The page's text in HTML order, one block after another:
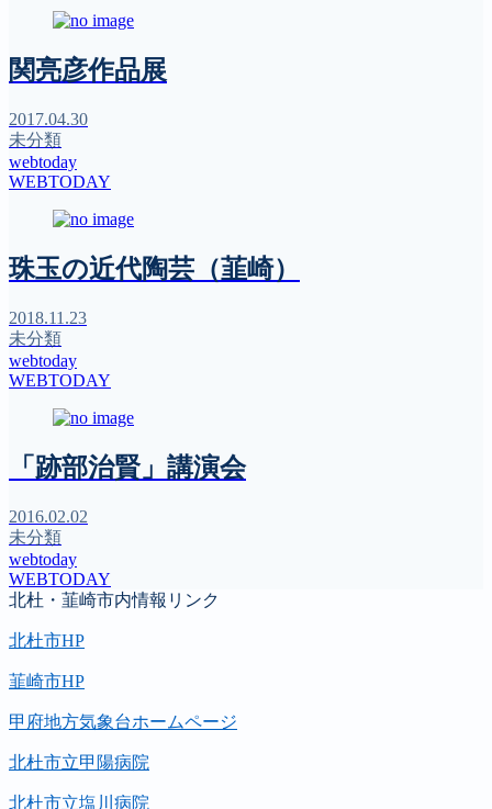
関亮彦作品展
2017.04.30
未分類
webtoday
WEBTODAY
珠玉の近代陶芸（韮崎）
2018.11.23
未分類
webtoday
WEBTODAY
「跡部治賢」講演会
2016.02.02
未分類
webtoday
WEBTODAY
北杜・韮崎市内情報リンク
北杜市HP
韮崎市HP
甲府地方気象台ホームページ
北杜市立甲陽病院
北杜市立塩川病院